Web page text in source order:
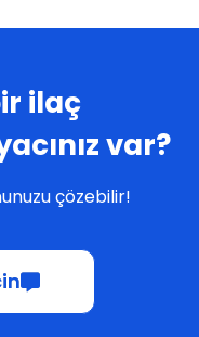
ilaç
var?
çözebilir!